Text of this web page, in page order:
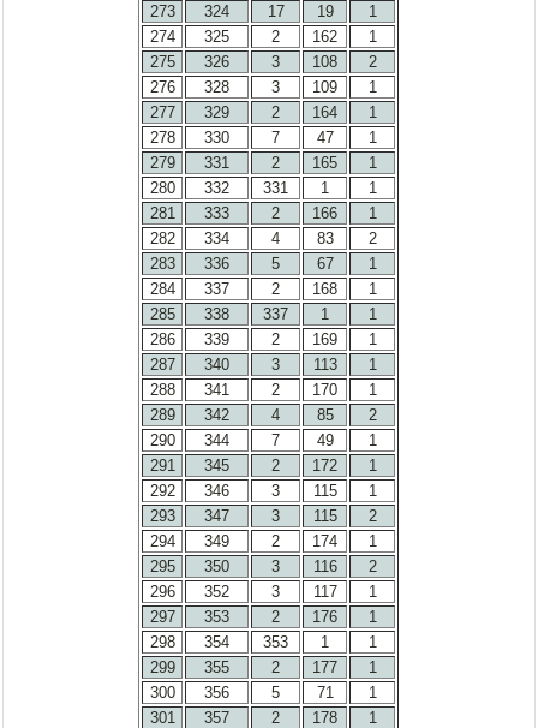
273
324 17 19
1
274
325 2 162
1
275
326 3 108
2
276
328 3 109
1
277
329 2 164
1
278
330 7 47
1
279
331 2 165
1
280
332 331 1
1
281
333 2 166
1
282
334 4 83
2
283
336 5 67
1
284
337 2 168
1
285
338 337 1
1
286
339 2 169
1
287
340 3 113
1
288
341 2 170
1
289
342 4 85
2
290
344 7 49
1
291
345 2 172
1
292
346 3 115
1
293
347 3 115
2
294
349 2 174
1
295
350 3 116
2
296
352 3 117
1
297
353 2 176
1
298
354 353 1
1
299
355 2 177
1
300
356 5 71
1
301
357 2 178
1